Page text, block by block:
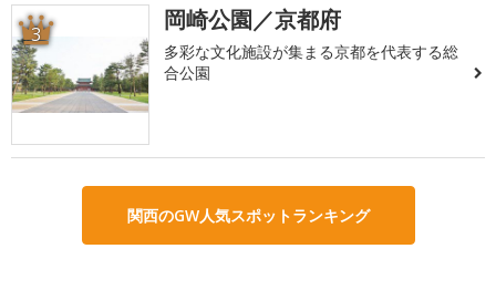
3 岡崎公園／京都府
多彩な文化施設が集まる京都を代表する総
合公園
関西のGW人気スポットランキング